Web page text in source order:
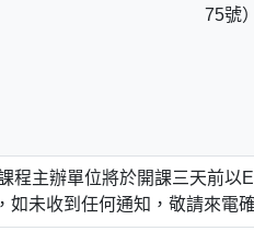
75號）
程主辦單位將於開課三天前
未收到任何通知，敬請來電